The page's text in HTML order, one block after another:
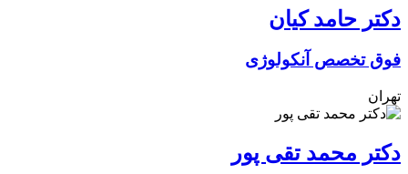
دکتر حامد کیان
فوق تخصص آنکولوژی
تهران
دکتر محمد تقی پور